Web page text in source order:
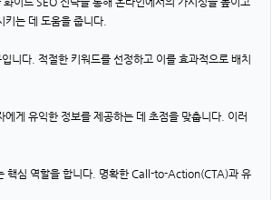
는 데 도움을 줍니다.
니다. 적절한 키워드를 선정하고 이를 효과적으로 배치
게 유익한 정보를 제공하는 데 초점을 맞춥니다. 이러
핵심 역할을 합니다. 명확한 Call-to-Action(CTA)과 유